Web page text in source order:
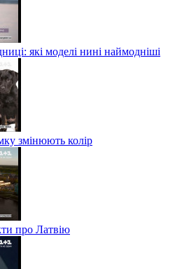
які моделі нині наймодніші
змінюють колір
про Латвію